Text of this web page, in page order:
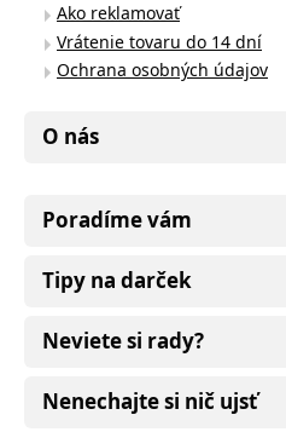
Ako reklamovať
Vrátenie tovaru do 14 dní
Ochrana osobných údajov
O nás
Poradíme vám
Tipy na darček
Neviete si rady?
Nenechajte si nič ujsť